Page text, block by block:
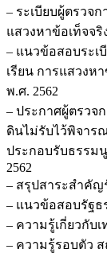
– ระเบียบผู้ตรวจ
แสวงหาข้อเท็จจริ
– แนวข้อสอบระเ
เรียน การแสวงห
พ.ศ. 2562
– ประกาศผู้ตรวจ
ดินไม่รับไว้พิจาร
ประกอบรับธรรม
2562
– สรุปสาระสำคั
– แนวข้อสอบรัฐ
– ความรู้เกี่ยวกับ
– ความรู้รอบตัว